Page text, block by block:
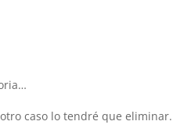
caso lo tendré que eliminar.